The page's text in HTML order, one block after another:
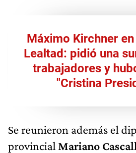
Máximo Kirchner
Lealtad: pidió una
trabajadores y
"Cristina
Se reunieron además el
provincial Mariano